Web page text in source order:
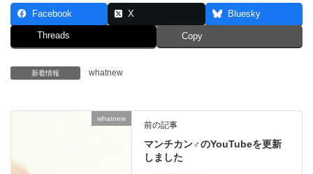
Facebook X Bluesky
Threads Copy
新着情報 whatnew
whatnew
前の記事
マンチカン♂のYouTubeを更新
しました